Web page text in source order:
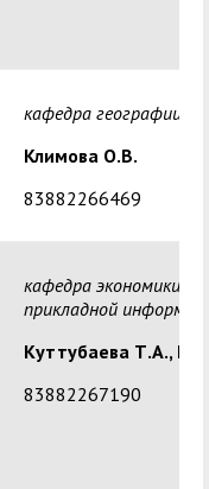
кафедра географии
Климова О.В.
83882266469
кафедра экономики,
прикладной
Куттубаева Т.А.,
83882267190